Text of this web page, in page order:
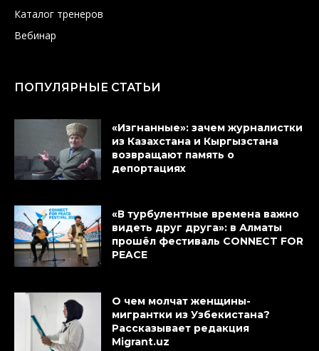
Каталог тренеров
Вебинар
ПОПУЛЯРНЫЕ СТАТЬИ
«Изгнанные»: зачем журналистки
из Казахстана и Кыргызстана
возвращают память о
депортациях
«В турбулентные времена важно
видеть друг друга»: в Алматы
прошёл фестиваль CONNECT FOR
PEACE
О чем молчат женщины-
мигрантки из Узбекистана?
Рассказывает редакция
Migrant.uz